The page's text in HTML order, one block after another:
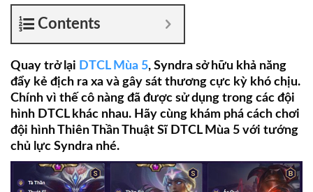
Contents
Quay trở lại DTCL Mùa 5, Syndra sở hữu khả năng
đẩy kẻ địch ra xa và gây sát thương cực kỳ khó chịu.
Chính vì thế cô nàng đã được sử dụng trong các đội
hình DTCL khác nhau. Hãy cùng khám phá cách chơi
đội hình Thiên Thần Thuật Sĩ DTCL Mùa 5 với tướng
chủ lực Syndra nhé.